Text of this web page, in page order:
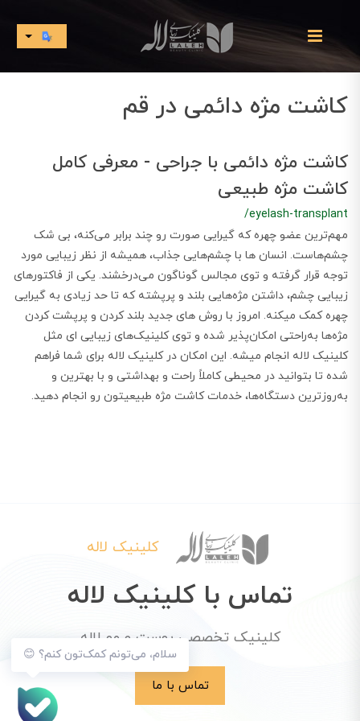
کاشت مژه دائمی در قم
کاشت مژه دائمی با جراحی - معرفی کامل
کاشت مژه طبیعی
/eyelash-transplant
مهم‌ترین عضو چهره که گیرایی صورت رو چند برابر می‌کنه، بی شک
چشم‌هاست. انسان ها با چشم‌هایی جذاب، همیشه از نظر زیبایی مورد
توجه قرار گرفته و توی مجالس گوناگون می‌درخشند. یکی از فاکتورهای
زیبایی چشم، داشتن مژه‌هایی بلند و پرپشته که تا حد زیادی به گیرایی
چهره کمک میکنه. امروز با روش های جدید بلند کردن و پرپشت کردن
مژه‌ها به‌راحتی امکان‌پذیر شده و توی کلینیک‌های زیبایی ای مثل
کلینیک لاله انجام میشه. این امکان در کلینیک لاله برای شما فراهم
شده تا بتوانید در محیطی کاملاً راحت و بهداشتی و با بهترین و
به‌روزترین دستگاه‌ها، خدمات کاشت مژه طبیعیتون رو انجام دهید.
سلام، می‌تونم کمک‌تون کنم؟ 😊
کلینیک لاله
تماس با کلینیک لاله
کلینیک تخصصی پوست و مو لاله
تماس با ما